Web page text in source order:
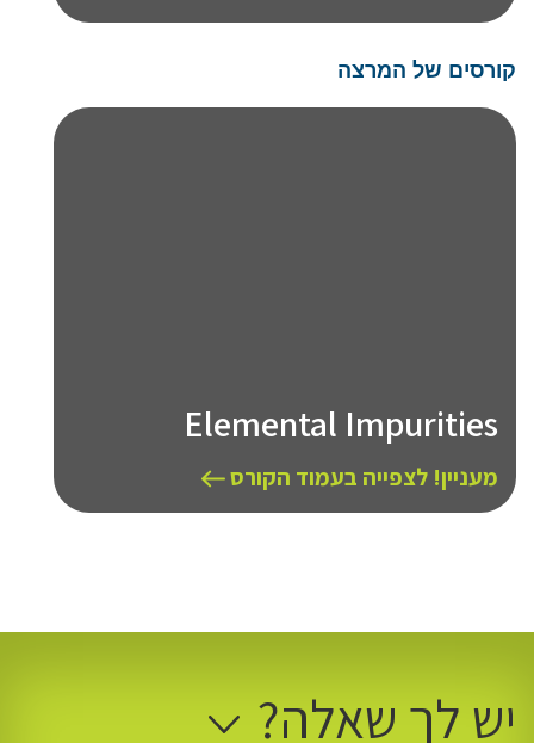
קורסים של המרצה
Elemental Impurities
מעניין! לצפייה בעמוד הקורס
יש לך שאלה?